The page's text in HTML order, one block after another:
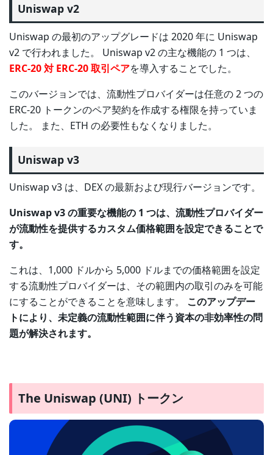
Uniswap v2
Uniswap の最初のアップグレードは 2020 年に Uniswap
v2 で行われました。 Uniswap v2 の主な機能の 1 つは、
ERC-20 対 ERC-20 取引ペアを導入することでした。
このバージョンでは、流動性プロバイダーは任意の 2 つの
ERC-20 トークンのペア契約を作成する権限を持っていま
した。 また、ETH の必要性もなくなりました。
Uniswap v3
Uniswap v3 は、DEX の最新および現行バージョンです。
Uniswap v3 の重要な機能の 1 つは、流動性プロバイダー
が流動性を提供するカスタム価格範囲を設定できることで
す。
これは、1,000 ドルから 5,000 ドルまでの価格範囲を設定
する流動性プロバイダーは、その範囲内の取引のみを可能
にすることができることを意味します。 このアップデー
トにより、未定義の流動性範囲に伴う資本の非効率性の問
題が解決されます。
The Uniswap (UNI) トークン